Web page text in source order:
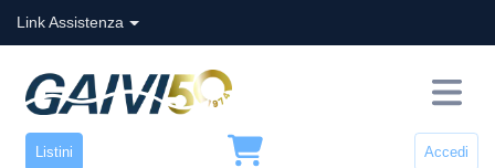
Link Assistenza
Listini Accedi